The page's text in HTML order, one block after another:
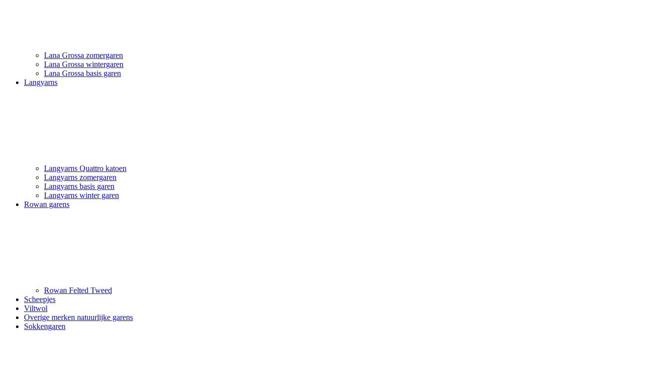
Lana Grossa zomergaren
Lana Grossa wintergaren
Lana Grossa basis garen
Langyarns
Langyarns Quattro katoen
Langyarns zomergaren
Langyarns basis garen
Langyarns winter garen
Rowan garens
Rowan Felted Tweed
Scheepjes
Viltwol
Overige merken natuurlijke garens
Sokkengaren